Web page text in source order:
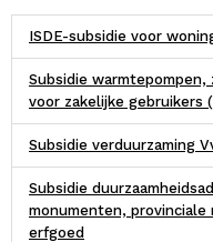
ISDE-subsidie voor
Subsidie
voor zakelijke gebruikers
Subsidie verduurzaming
Subsidie
monumenten, provinciale
erfgoed